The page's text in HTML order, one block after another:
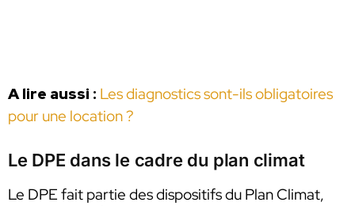
A lire aussi : Les diagnostics sont-ils obligatoires
pour une location ?
Le DPE dans le cadre du plan climat
Le DPE fait partie des dispositifs du Plan Climat,